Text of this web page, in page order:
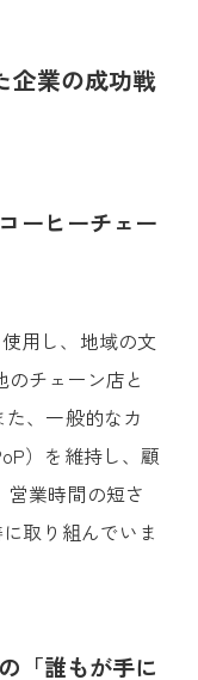
企業の成功戦
ーヒーチェー
用し、地域の文
チェーン店と
た、一般的なカ
）を維持し、顧
営業時間の短さ
取り組んでいま
「誰もが手に